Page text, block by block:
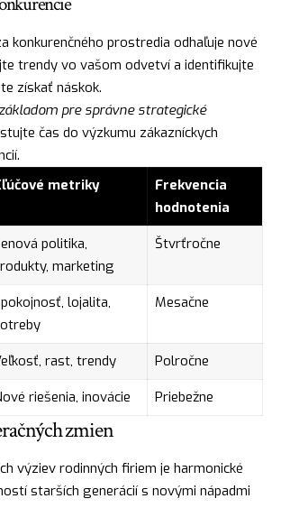
konkurenčného prostredia odhaľuje nové
trendy vo vašom odvetví a identifikujte
získať náskok.
pre správne strategické
čas do výzkumu zákazníckych
metriky
Frekvencia
hodnotenia
politika,
marketing
Štvrťročne
lojalita,
Mesačne
rast, trendy
Polročne
riešenia, inovácie Priebežne
zmien
výziev rodinných firiem je harmonické
starších generácií s novými nápadmi